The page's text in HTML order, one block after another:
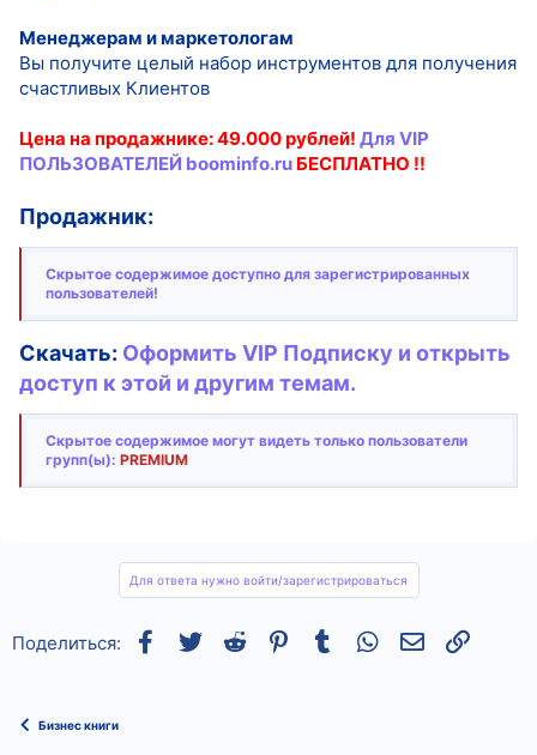
Менеджерам и маркетологам
Вы получите целый набор инструментов для получения
счастливых Клиентов
Цена на продажнике: 49.000 рублей! Для VIP
ПОЛЬЗОВАТЕЛЕЙ boominfo.ru БЕСПЛАТНО !!
Продажник:
Скрытое содержимое доступно для зарегистрированных
пользователей!
Скачать: Оформить VIP Подписку и открыть
доступ к этой и другим темам.
Скрытое содержимое могут видеть только пользователи
групп(ы): PREMIUM
Для ответа нужно войти/зарегистрироваться
Поделиться: Facebook
TwitterReddit Pinterest
Tumblr WhatsAppСсылка
Бизнес книги